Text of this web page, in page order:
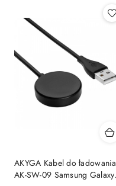
AKYGA Kabel do ładowania
AK-SW-09 Samsung Galaxy